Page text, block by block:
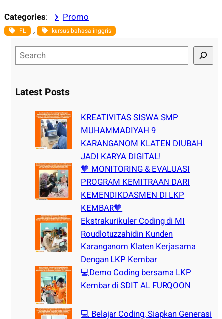
Categories: Promo
FL , kursus bahasa inggris
e
rLatest Posts
KREATIVITAS SISWA SMP
MUHAMMADIYAH 9
KARANGANOM KLATEN DIUBAH
JADI KARYA DIGITAL!
🧡 MONITORING & EVALUASI
PROGRAM KEMITRAAN DARI
KEMENDIKDASMEN DI LKP
KEMBAR🧡
Ekstrakurikuler Coding di MI
Roudlotuzzahidin Kunden
Karanganom Klaten Kerjasama
Dengan LKP Kembar
💻Demo Coding bersama LKP
Kembar di SDIT AL FURQOON
💻 Belajar Coding, Siapkan Generasi